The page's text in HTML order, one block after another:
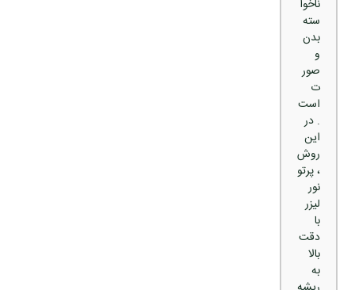
ناخوا
سته
بدن
و
صور
ت
است
. در
این
روش
، پرتو
نور
لیزر
با
دقت
بالا
به